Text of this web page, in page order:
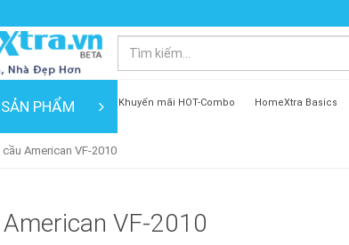
PHẨM Khuyến mãi HOT-Combo HomeXtra Basics
cầu American VF-2010
VF-2010